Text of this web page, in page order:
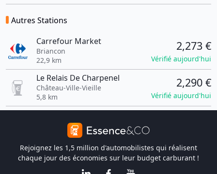
Autres Stations
Carrefour Market
Briancon
22,9 km
2,273 €
Vérifié aujourd'hui
Le Relais De Charpenel
Château-Ville-Vieille
5,8 km
2,290 €
Vérifié aujourd'hui
Rejoignez les 1,5 million d'automobilistes qui réalisent
chaque jour des économies sur leur budget carburant !